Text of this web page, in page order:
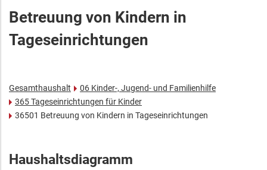
Betreuung von Kindern in
Tageseinrichtungen
Gesamthaushalt
06 Kinder-, Jugend- und Familienhilfe
365 Tageseinrichtungen für Kinder
36501 Betreuung von Kindern in Tageseinrichtungen
Haushaltsdiagramm